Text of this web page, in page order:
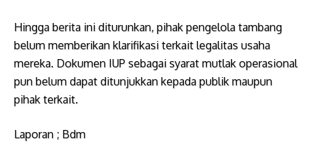
Hingga berita ini diturunkan, pihak pengelola tambang
belum memberikan klarifikasi terkait legalitas usaha
mereka. Dokumen IUP sebagai syarat mutlak operasional
pun belum dapat ditunjukkan kepada publik maupun
pihak terkait.
Laporan ; Bdm